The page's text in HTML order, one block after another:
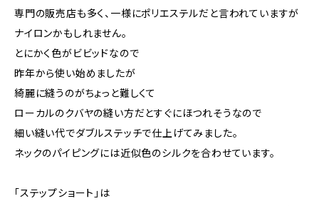
専門の販売店も多く、一様にポリエステルだと言われていますが
ナイロンかもしれません。
とにかく色がビビッドなので
昨年から使い始めましたが
綺麗に縫うのがちょっと難しくて
ローカルのクバヤの縫い方だとすぐにほつれそうなので
細い縫い代でダブルステッチで仕上げてみました。
ネックのパイピングには近似色のシルクを合わせています。
「ステップショート」は